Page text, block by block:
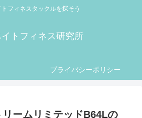
フィネスタックルを探そう
トフィネス研究所
プライバシーポリシー
ームリミテッドB64Lの